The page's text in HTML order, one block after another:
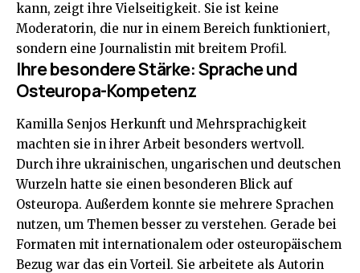
kann, zeigt ihre Vielseitigkeit. Sie ist keine
Moderatorin, die nur in einem Bereich funktioniert,
sondern eine Journalistin mit breitem Profil.
Ihre besondere Stärke: Sprache und
Osteuropa-Kompetenz
Kamilla Senjos Herkunft und Mehrsprachigkeit
machten sie in ihrer Arbeit besonders wertvoll.
Durch ihre ukrainischen, ungarischen und deutschen
Wurzeln hatte sie einen besonderen Blick auf
Osteuropa. Außerdem konnte sie mehrere Sprachen
nutzen, um Themen besser zu verstehen. Gerade bei
Formaten mit internationalem oder osteuropäischem
Bezug war das ein Vorteil. Sie arbeitete als Autorin